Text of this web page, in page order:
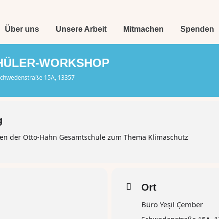
Über uns Unsere Arbeit Mitmachen Spenden
WORKSHOP
15A, 13357
der Otto-Hahn Gesamtschule zum Thema Klimaschutz
Ort
Büro Yeşil Çember